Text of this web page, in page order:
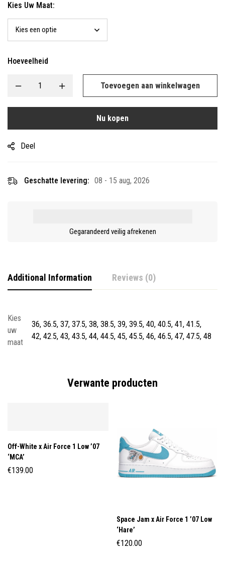
Kies Uw Maat:
Hoeveelheid
Toevoegen aan winkelwagen
Nu kopen
Deel
Geschatte levering: 08 - 15 aug, 2026
Gegarandeerd veilig afrekenen
Additional Information Reviews (0)
Kies
uw
maat
36, 36.5, 37, 37.5, 38, 38.5, 39, 39.5, 40, 40.5, 41, 41.5,
42, 42.5, 43, 43.5, 44, 44.5, 45, 45.5, 46, 46.5, 47, 47.5, 48
Verwante producten
Off-White x Air Force 1 Low ’07
‘MCA’
€139.00
Space Jam x Air Force 1 ’07 Low
‘Hare’
€120.00